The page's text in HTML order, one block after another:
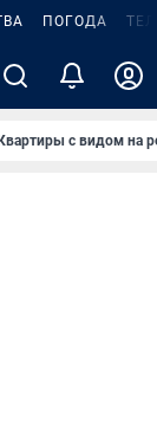
ПОГОДА
Квартиры с видом на